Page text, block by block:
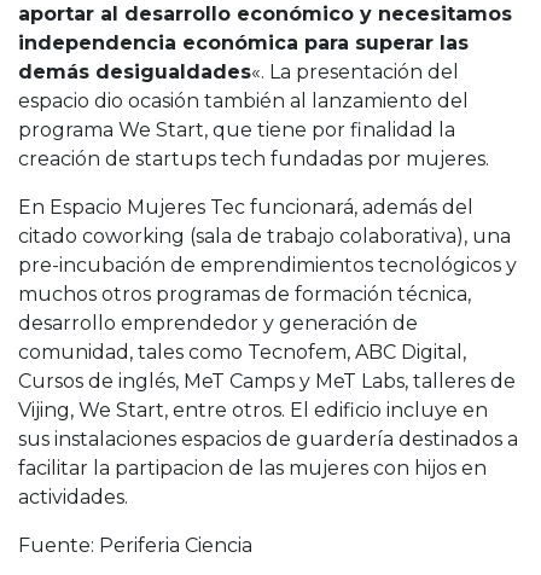
aportar al desarrollo económico y necesitamos
independencia económica para superar las
demás desigualdades«. La presentación del
espacio dio ocasión también al lanzamiento del
programa We Start, que tiene por finalidad la
creación de startups tech fundadas por mujeres.
En Espacio Mujeres Tec funcionará, además del
citado coworking (sala de trabajo colaborativa), una
pre-incubación de emprendimientos tecnológicos y
muchos otros programas de formación técnica,
desarrollo emprendedor y generación de
comunidad, tales como Tecnofem, ABC Digital,
Cursos de inglés, MeT Camps y MeT Labs, talleres de
Vijing, We Start, entre otros. El edificio incluye en
sus instalaciones espacios de guardería destinados a
facilitar la partipacion de las mujeres con hijos en
actividades.
Fuente: Periferia Ciencia